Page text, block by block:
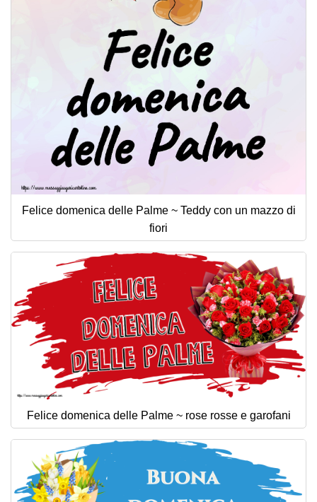
Felice domenica delle Palme ~ Teddy con un mazzo di
fiori
Felice domenica delle Palme ~ rose rosse e garofani